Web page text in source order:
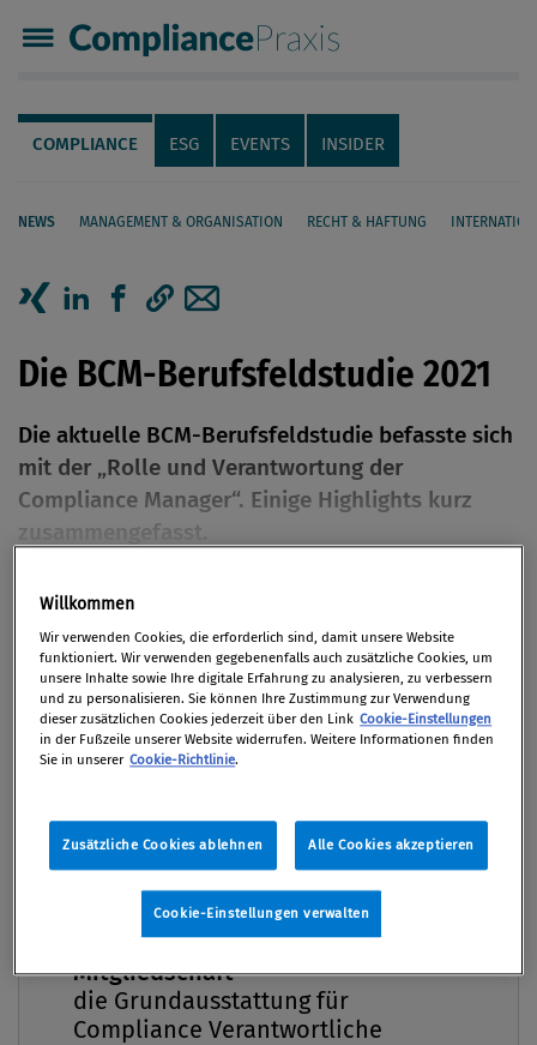
Compliance Praxis
Servicenavigation
Navigation
COMPLIANCE ESG EVENTS INSIDER
NEWS MANAGEMENT & ORGANISATION RECHT & HAFTUNG
Seiteninhalt
Die BCM-Berufsfeldstudie 2021
Die aktuelle BCM-Berufsfeldstudie befasste sich
mit der „Rolle und Verantwortung der
Compliance Manager“. Einige Highlights kurz
zusammengefasst.
Von
Praxis 4/2021, S. 7
Die vom Berufsverband der Compliance Manager,
beleuchtete 2021 insbesondere die Rolle und
Verantwortung der Compliance-Manager. Befragt
wurden im Juli 2021 insgesamt 229 Personen, die als
Compliance-Manager in Organisationen beschäftigt
Fragen erhoben. Im Folgenden werden einige
interessante Schlüsselergebnisse der Studie
Premium
Compliance Praxis Premium
Mitgliedschaft -
die Grundausstattung für
Compliance Verantwortliche
Willkommen
Wir verwenden Cookies, die erforderlich sind, damit unsere Website
funktioniert. Wir verwenden gegebenenfalls auch zusätzliche Cookies, um
unsere Inhalte sowie Ihre digitale Erfahrung zu analysieren, zu verbessern
und zu personalisieren. Sie können Ihre Zustimmung zur Verwendung
dieser zusätzlichen Cookies jederzeit über den Link Cookie-Einstellungen
in der Fußzeile unserer Website widerrufen. Weitere Informationen finden
Sie in unserer Cookie-Richtlinie.
Zusätzliche Cookies ablehnen Alle Cookies akzeptieren
Cookie-Einstellungen verwalten